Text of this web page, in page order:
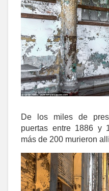
De los miles de
puertas entre 1886 y
más de 200 murieron